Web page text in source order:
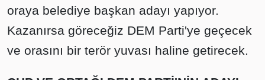
oraya belediye başkan adayı yapıyor.
Kazanırsa göreceğiz DEM Parti'ye geçecek
ve orasını bir terör yuvası haline getirecek.